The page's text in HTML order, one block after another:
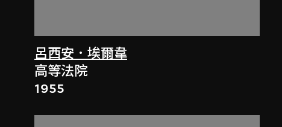
呂西安．埃爾韋
高等法院
1955